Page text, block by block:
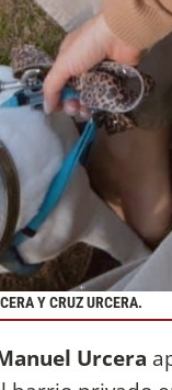
Y CRUZ URCERA.
Urcera